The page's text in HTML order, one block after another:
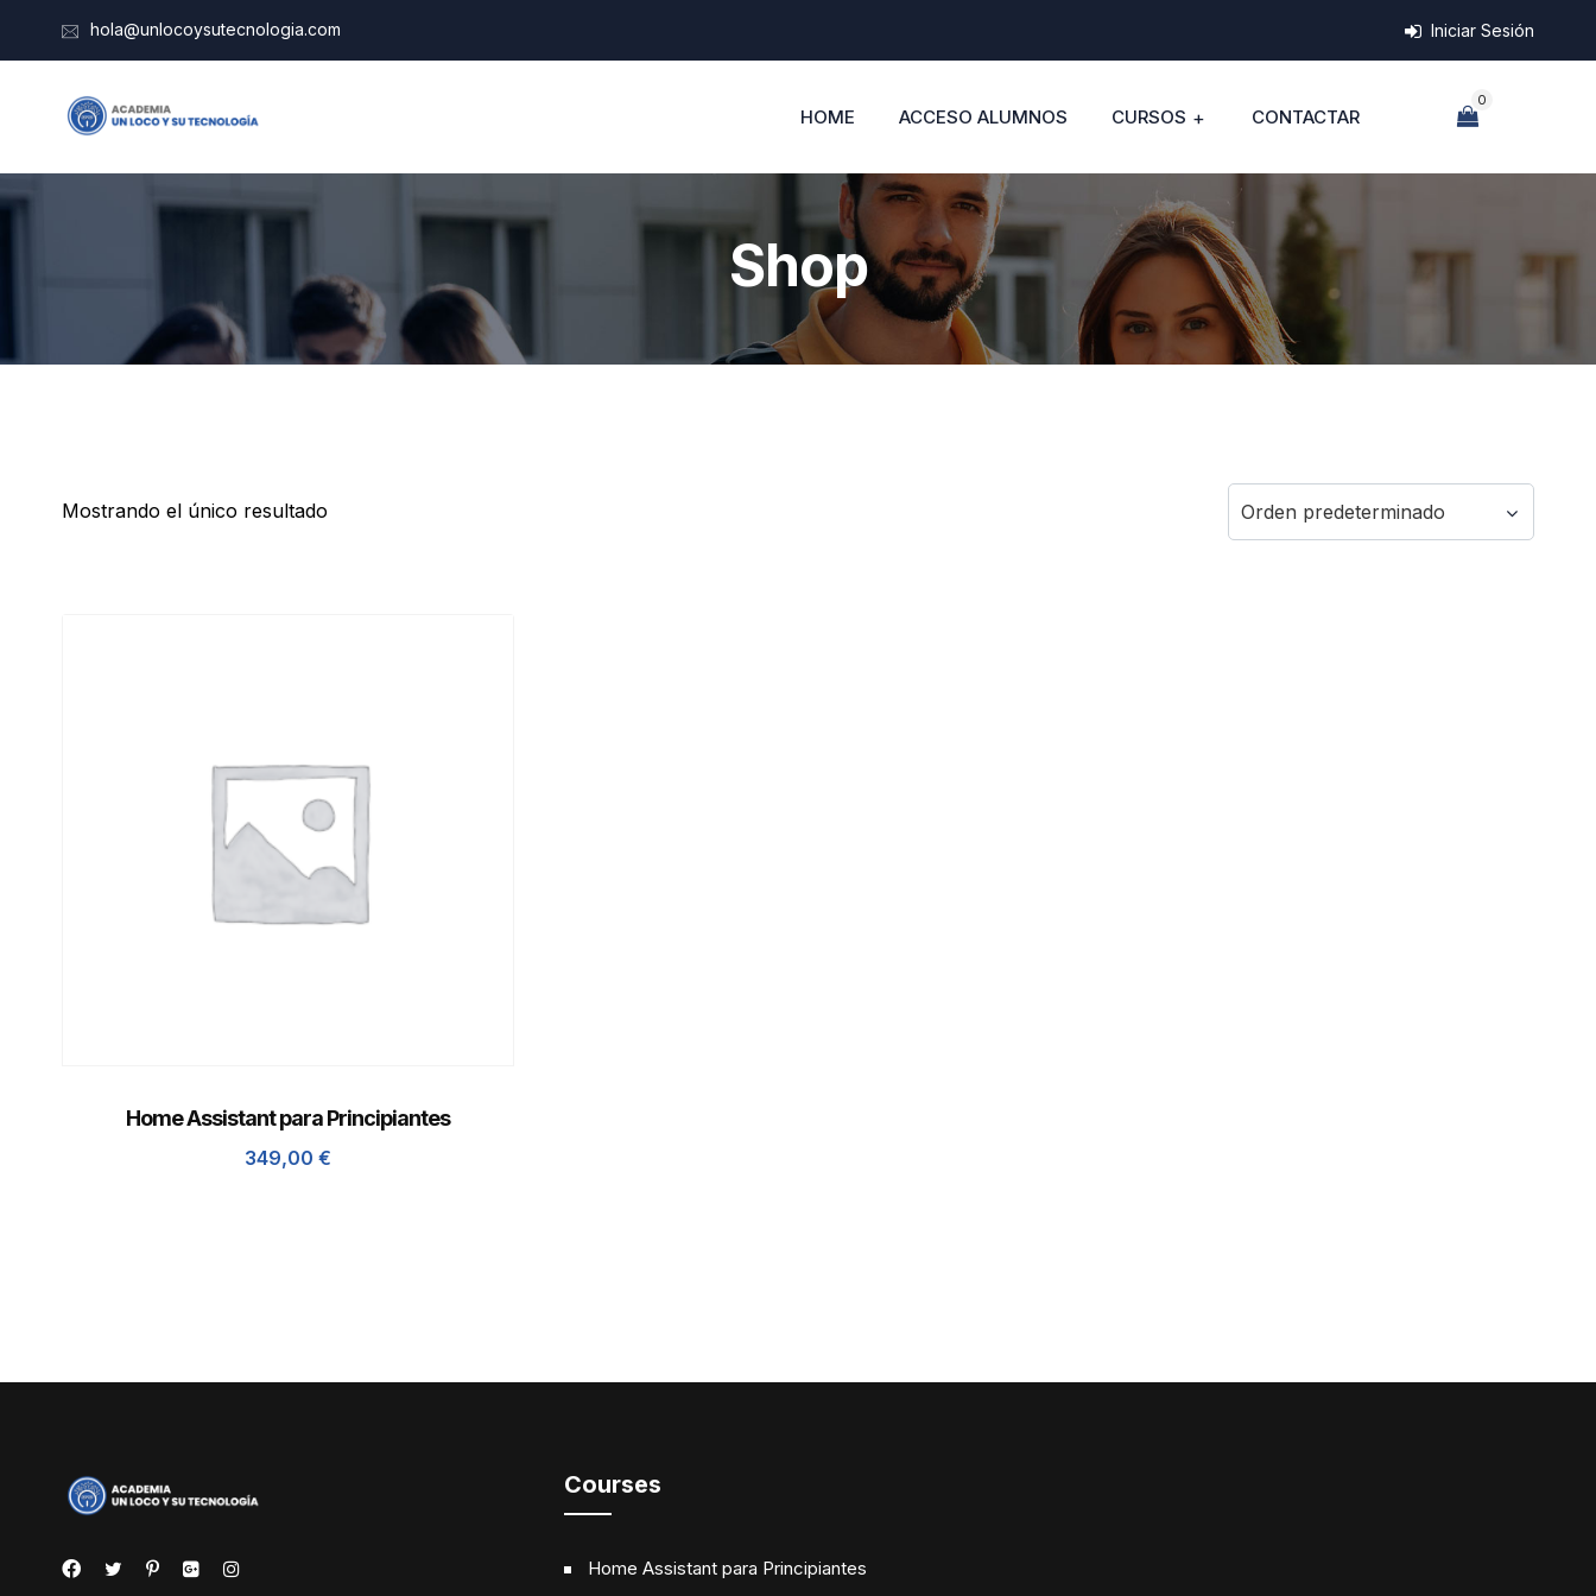
hola@unlocoysutecnologia.com Iniciar Sesión
HOME ACCESO ALUMNOS CURSOS CONTACTAR
0
Shop
Mostrando el único resultado
Home Assistant para Principiantes
349,00€
Courses
Home Assistant para Principiantes